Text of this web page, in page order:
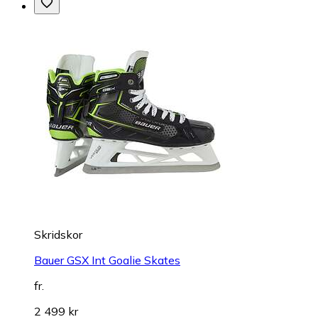
Skridskor
Bauer GSX Int Goalie Skates
fr.
2 499 kr